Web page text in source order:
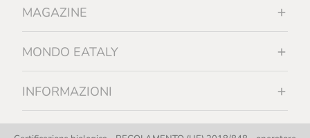
MAGAZINE
MONDO EATALY
INFORMAZIONI